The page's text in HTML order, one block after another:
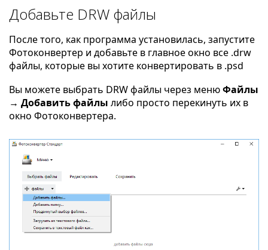
Добавьте DRW файлы
После того, как программа установилась, запустите
Фотоконвертер и добавьте в главное окно все .drw
файлы, которые вы хотите конвертировать в .psd
Вы можете выбрать DRW файлы через менюФайлы
→ Добавить файлы либо просто перекинуть их в
окно Фотоконвертера.